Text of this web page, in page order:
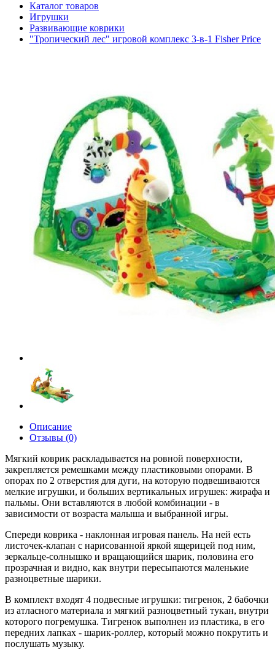
Каталог товаров
Игрушки
Развивающие коврики
"Тропический лес" игровой комплекс 3-в-1 Fisher Price
Описание
Отзывы (0)
Мягкий коврик раскладывается на ровной поверхности,
закрепляется ремешками между пластиковыми опорами. В
опорах по 2 отверстия для дуги, на которую подвешиваются
мелкие игрушки, и больших вертикальных игрушек: жирафа и
пальмы. Они вставляются в любой комбинации - в
зависимости от возраста малыша и выбранной игры.
Спереди коврика - наклонная игровая панель. На ней есть
листочек-клапан с нарисованной яркой ящерицей под ним,
зеркальце-солнышко и вращающийся шарик, половина его
прозрачная и видно, как внутри пересыпаются маленькие
разноцветные шарики.
В комплект входят 4 подвесные игрушки: тигренок, 2 бабочки
из атласного материала и мягкий разноцветный тукан, внутри
которого погремушка. Тигренок выполнен из пластика, в его
передних лапках - шарик-роллер, который можно покрутить и
послушать музыку.